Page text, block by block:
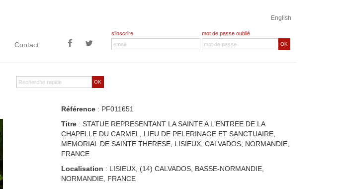
English
Contact
s'inscrire mot de passe oublié
OK
OK
Référence: PF011651
Titre: STATUE REPRESENTANT LA SAINTE A L'ENTREE DE LA
CHAPELLE DU CARMEL, LIEU DE PELERINAGE ET SANCTUAIRE,
MEMORIAL DE SAINTE THERESE, LISIEUX, CALVADOS, NORMANDIE,
FRANCE
Localisation : LISIEUX, (14) CALVADOS, BASSE-NORMANDIE,
NORMANDIE, FRANCE